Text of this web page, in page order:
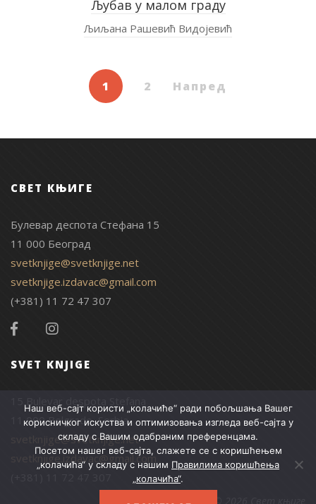
Љубав у малом граду
Љиљана Рашевић Видојевић
1 2 Напред
СВЕТ КЊИГЕ
Булевар деспота Стефана 15
11 000 Београд
svetknjige@svetknjige.net
svetknjige.izdavac@gmail.com
(+381) 11 72 47 307
SVET KNJIGE
15 Bulevar despota Stefana
11 000 Belgrade, Serbia
svetknjige@svetknjige.net
svetknjige.izdavac@gmail.com
Наш веб-сајт користи „колачиће“ ради побољшања Вашег
корисничког искуства и оптимизовања изгледа веб-сајта у
складу с Вашим одабраним преференцама.
Посетом нашег веб-сајта, слажете се с коришћењем
„колачића“ у складу с нашим Правилима коришћења
„колачића“.